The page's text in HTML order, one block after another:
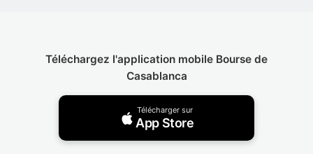
Téléchargez l'application mobile Bourse de
Casablanca
Télécharger sur
App Store